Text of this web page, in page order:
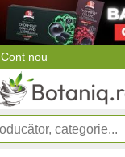
Cont nou